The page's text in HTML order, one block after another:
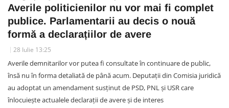
Averile politicienilor nu vor mai fi complet
publice. Parlamentarii au decis o nouă
formă a declarațiilor de avere
28 Iulie 13:25
Averile demnitarilor vor putea fi consultate în continuare de public,
însă nu în forma detaliată de până acum. Deputații din Comisia juridică
au adoptat un amendament susținut de PSD, PNL și USR care
înlocuiește actualele declarații de avere și de interes